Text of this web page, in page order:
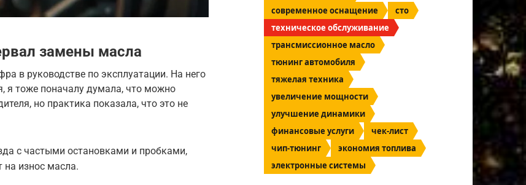
замены масла
в руководстве по эксплуатации. На него
я тоже поначалу думала, что можно
но практика показала, что это не
с частыми остановками и пробками,
на износ масла.
современное оснащение
сто
техническое обслуживание
трансмиссионное масло
тюнинг автомобиля
тяжелая техника
увеличение мощности
улучшение динамики
финансовые услуги
чек-лист
чип-тюнинг
экономия топлива
электронные системы